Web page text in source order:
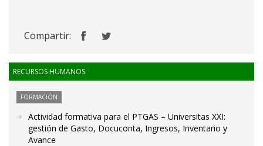
Compartir:
RECURSOS HUMANOS
FORMACIÓN
Actividad formativa para el PTGAS – Universitas XXI:
gestión de Gasto, Docuconta, Ingresos, Inventario y
Avance